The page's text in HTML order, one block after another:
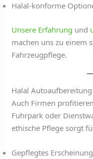
Halal-konforme
Unsere Erfahrung und
machen uns zu einem
Fahrzeugpflege.
Halal
Auch Firmen
Fuhrpark oder
ethische Pflege sorgt
Gepflegtes